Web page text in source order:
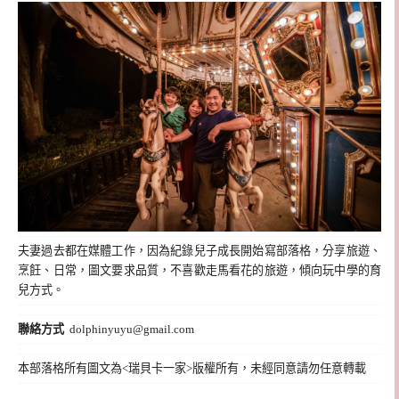
夫妻過去都在媒體工作，因為紀錄兒子成長開始寫部落格，分享旅遊、
烹飪、日常，圖文要求品質，不喜歡走馬看花的旅遊，傾向玩中學的育
兒方式。
聯絡方式 dolphinyuyu@gmail.com
本部落格所有圖文為<瑞貝卡一家>版權所有，未經同意請勿任意轉載